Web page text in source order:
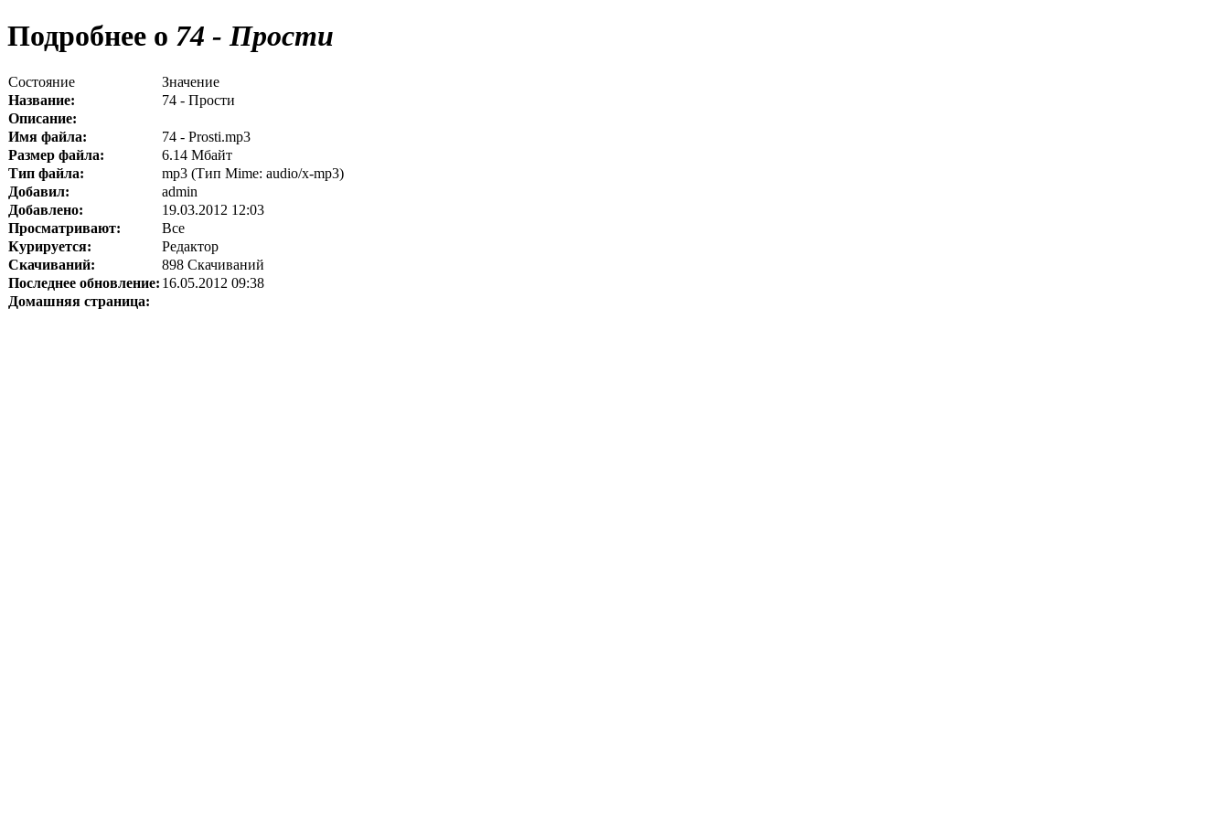
Подробнее о 74 - Прости
Состояние
Значение
Название:
74 - Прости
Описание:
Имя файла:
74 - Prosti.mp3
Размер файла:
6.14 Мбайт
Тип файла:
mp3 (Тип Mime: audio/x-mp3)
Добавил:
admin
Добавлено:
19.03.2012 12:03
Просматривают:
Все
Курируется:
Редактор
Скачиваний:
898 Скачиваний
Последнее обновление: 16.05.2012 09:38
Домашняя страница: